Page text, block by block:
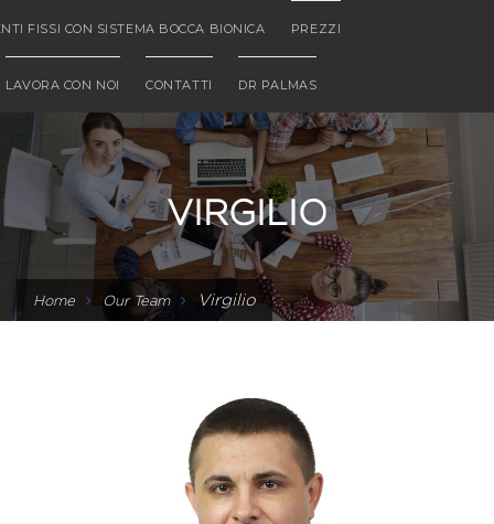
FISSI CON SISTEMA BOCCA BIONICA PREZZI
LAVORA CON NOI CONTATTI DR PALMAS
VIRGILIO
Home Our Team Virgilio